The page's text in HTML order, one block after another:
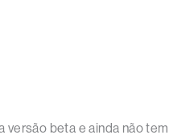
versão beta e ainda não tem